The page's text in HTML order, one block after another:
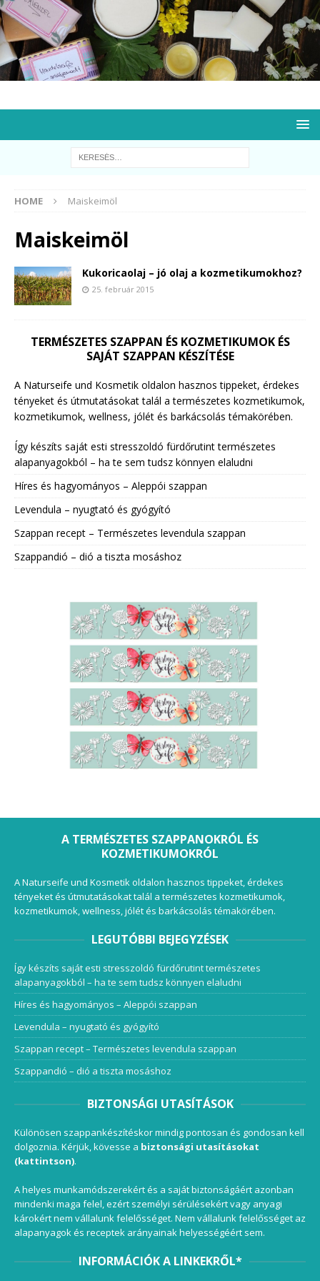
HOME Maiskeimöl
Maiskeimöl
Kukoricaolaj – jó olaj a kozmetikumokhoz?
25. február 2015
TERMÉSZETES SZAPPAN ÉS KOZMETIKUMOK ÉS
SAJÁT SZAPPAN KÉSZÍTÉSE
A Naturseife und Kosmetik oldalon hasznos tippeket, érdekes
tényeket és útmutatásokat talál a természetes kozmetikumok,
kozmetikumok, wellness, jólét és barkácsolás témakörében.
Így készíts saját esti stresszoldó fürdőrutint természetes
alapanyagokból – ha te sem tudsz könnyen elaludni
Híres és hagyományos – Aleppói szappan
Levendula – nyugtató és gyógyító
Szappan recept – Természetes levendula szappan
Szappandió – dió a tiszta mosáshoz
A TERMÉSZETES SZAPPANOKRÓL ÉS
KOZMETIKUMOKRÓL
A Naturseife und Kosmetik oldalon hasznos tippeket, érdekes
tényeket és útmutatásokat talál a természetes kozmetikumok,
kozmetikumok, wellness, jólét és barkácsolás témakörében.
LEGUTÓBBI BEJEGYZÉSEK
Így készíts saját esti stresszoldó fürdőrutint természetes
alapanyagokból – ha te sem tudsz könnyen elaludni
Híres és hagyományos – Aleppói szappan
Levendula – nyugtató és gyógyító
Szappan recept – Természetes levendula szappan
Szappandió – dió a tiszta mosáshoz
BIZTONSÁGI UTASÍTÁSOK
Különösen szappankészítéskor mindig pontosan és gondosan kell
dolgoznia. Kérjük, kövesse a biztonsági utasításokat
(kattintson).
A helyes munkamódszerekért és a saját biztonságáért azonban
mindenki maga felel, ezért személyi sérülésekért vagy anyagi
károkért nem vállalunk felelősséget. Nem vállalunk felelősséget az
alapanyagok és receptek arányainak helyességéért sem.
INFORMÁCIÓK A LINKEKRŐL*